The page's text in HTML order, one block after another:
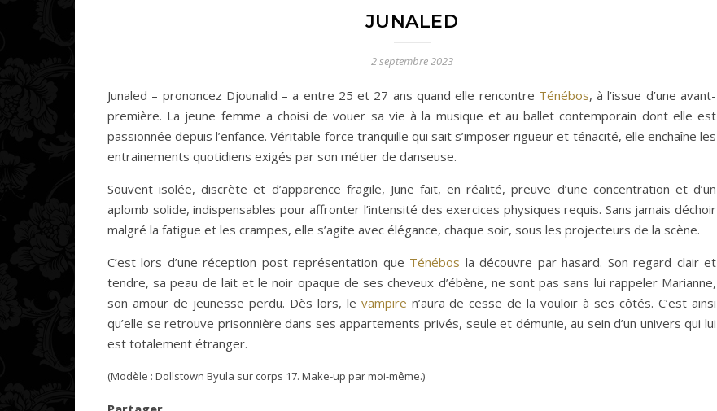
JUNALED
2 septembre 2023
Junaled – prononcez Djounalid – a entre 25 et 27 ans quand elle rencontre Ténébos, à l’issue d’une avant-
première. La jeune femme a choisi de vouer sa vie à la musique et au ballet contemporain dont elle est
passionnée depuis l’enfance. Véritable force tranquille qui sait s’imposer rigueur et ténacité, elle enchaîne les
entrainements quotidiens exigés par son métier de danseuse.
Souvent isolée, discrète et d’apparence fragile, June fait, en réalité, preuve d’une concentration et d’un
aplomb solide, indispensables pour affronter l’intensité des exercices physiques requis. Sans jamais déchoir
malgré la fatigue et les crampes, elle s’agite avec élégance, chaque soir, sous les projecteurs de la scène.
C’est lors d’une réception post représentation que Ténébos la découvre par hasard. Son regard clair et
tendre, sa peau de lait et le noir opaque de ses cheveux d’ébène, ne sont pas sans lui rappeler Marianne,
son amour de jeunesse perdu. Dès lors, le vampire n’aura de cesse de la vouloir à ses côtés. C’est ainsi
qu’elle se retrouve prisonnière dans ses appartements privés, seule et démunie, au sein d’un univers qui lui
est totalement étranger.
(Modèle : Dollstown Byula sur corps 17. Make-up par moi-même.)